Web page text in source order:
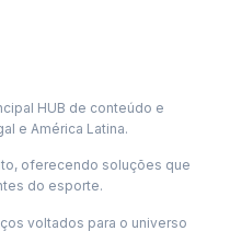
HUB de conteúdo e
e América Latina.
oferecendo soluções que
do esporte.
voltados para o universo